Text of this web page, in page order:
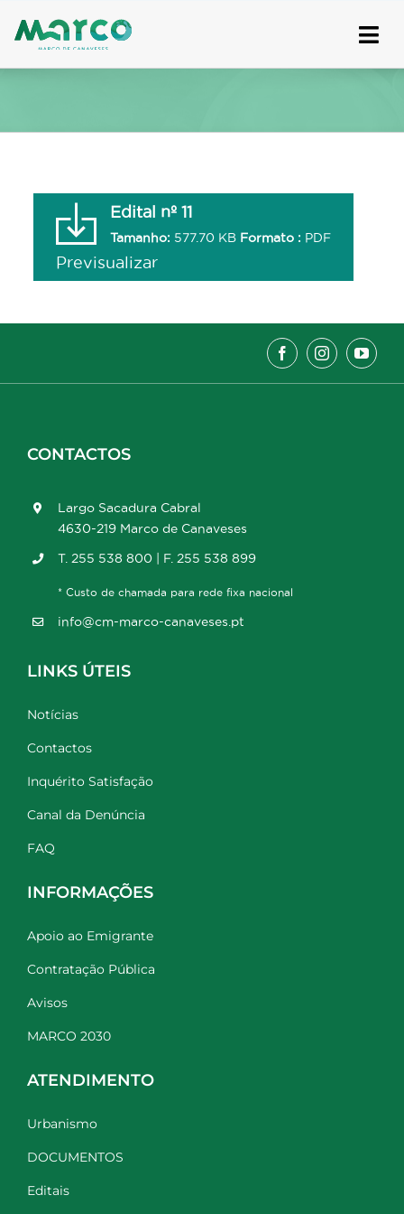
to
Edital nº 11
Tamanho: 577.70 KB Formato : PDF
Previsualizar
CONTACTOS
Largo Sacadura Cabral
4630-219 Marco de Canaveses
T. 255 538 800 | F. 255 538 899
* Custo de chamada para rede fixa nacional
info@cm-marco-canaveses.pt
LINKS ÚTEIS
Notícias
Contactos
Inquérito Satisfação
Canal da Denúncia
FAQ
INFORMAÇÕES
Apoio ao Emigrante
Contratação Pública
Avisos
MARCO 2030
ATENDIMENTO
Urbanismo
DOCUMENTOS
Editais